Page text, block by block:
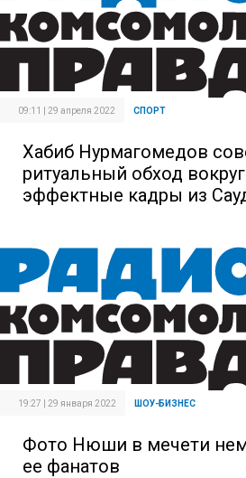
09:11 | 29 апреля 2022 СПОРТ
Хабиб Нурмагомедов
ритуальный обход
эффектные кадры из
19:27 | 29 января 2022 ШОУ-БИЗНЕС
Фото Нюши в мечети
ее фанатов